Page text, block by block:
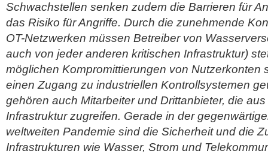
Schwachstellen senken zudem die Barrieren für
das Risiko für Angriffe. Durch die zunehmende
OT-Netzwerken müssen Betreiber von
auch von jeder anderen kritischen Infrastruktur)
möglichen Kompromittierungen von Nutzerkonten
einen Zugang zu industriellen Kontrollsystemen
gehören auch Mitarbeiter und Drittanbieter, die
Infrastruktur zugreifen. Gerade in der
weltweiten Pandemie sind die Sicherheit und die
Infrastrukturen wie Wasser, Strom und